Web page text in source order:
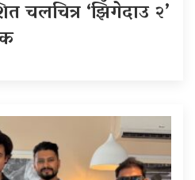
चलचित्र ‘झिँगेदाउ २’